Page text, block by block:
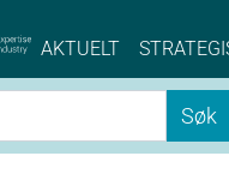
Eyde-Cluster |
AKTUELT
Søk